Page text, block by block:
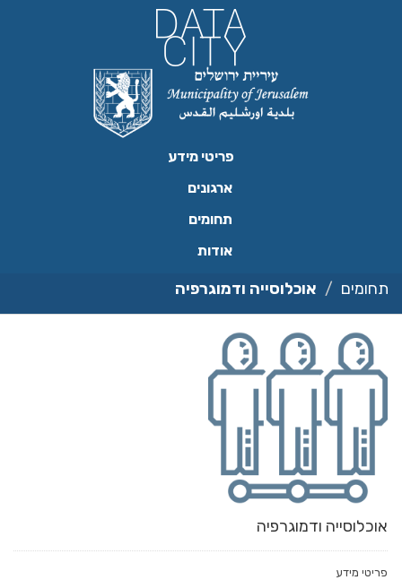
פריטי מידע
ארגונים
תחומים
אודות
תחומים אוכלוסייה ודמוגרפיה
אוכלוסייה ודמוגרפיה
פריטי מידע